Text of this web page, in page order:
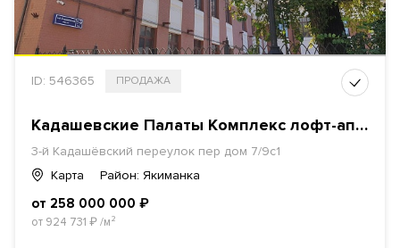
ID: 546365 ПРОДАЖА
Кадашевские Палаты Комплекс лофт-апартаметов
3-й Кадашёвский переулок пер дом 7/9с1
Карта
Район: Якиманка
от 258 000 000 ₽
от 924 731 ₽/м²